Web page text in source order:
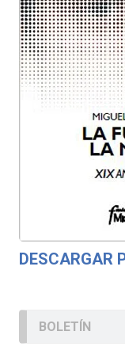
DESCARGAR
BOLETÍN